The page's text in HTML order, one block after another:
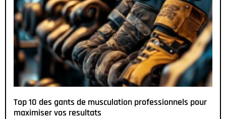
Top 10 des gants de musculation professionnels pour
maximiser vos resultats